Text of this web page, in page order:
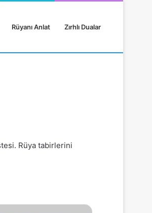
Rüyanı Anlat Zırhlı Dualar
Rüya tabirlerini